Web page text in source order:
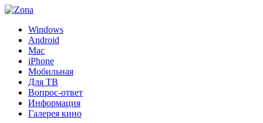
Windows
Android
Mac
iPhone
Мобильная
Для ТВ
Вопрос-ответ
Информация
Галерея кино